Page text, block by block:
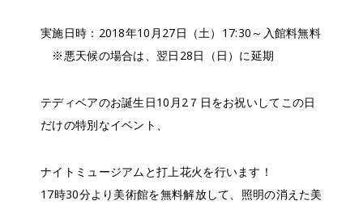
実施日時：2018年10月27日（土）17:30～入館料無料
※悪天候の場合は、翌日28日（日）に延期
テディベアのお誕生日10月2７日をお祝いしてこの日
だけの特別なイベント、
ナイトミュージアムと打上花火を行います！
17時30分より美術館を無料解放して、照明の消えた美